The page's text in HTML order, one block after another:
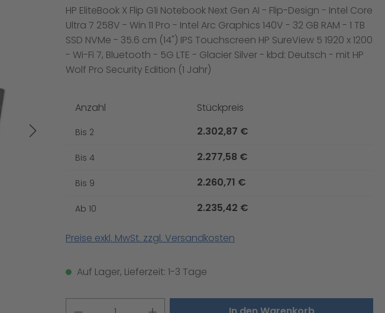
HP EliteBook X Flip G1i Notebook Next Gen AI - Flip-Design - Intel Core
Ultra 7 258V - Win 11 Pro - Intel Arc Graphics 140V - 32 GB RAM - 1 TB
SSD NVMe - 35.6 cm (14") IPS Touchscreen HP SureView 5 1920 x 1200
- Wi-Fi 7, Bluetooth - 5G LTE - Glacier Silver - kbd: Deutsch - mit HP
Wolf Pro Security Edition (1 Jahr)
Anzahl Stückpreis
Bis 2 2.302,87 €
Bis 4 2.277,58 €
Bis 9 2.260,71 €
Ab 10 2.235,42 €
Preise exkl. MwSt. zzgl. Versandkosten
Auf Lager, Lieferzeit: 1-3 Tage
Produkt Anzahl: Gib den gewünschten